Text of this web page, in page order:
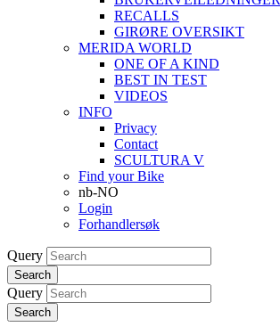
RECALLS
GIRØRE OVERSIKT
MERIDA WORLD
ONE OF A KIND
BEST IN TEST
VIDEOS
INFO
Privacy
Contact
SCULTURA V
Find your Bike
nb-NO
Login
Forhandlersøk
Query
Search
Query
Search